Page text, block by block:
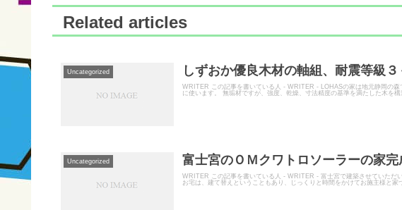
Related articles
Uncategorized しずおか優良木材の軸組、耐震等級
WRITER この記事を書いている人 - WRITER - LOHASの家は地元静岡の
に使います。 無垢材ですが、強度、乾燥、寸法精度の基準を満たした木を
Uncategorized 富士宮のＯＭクワトロソーラーの家
WRITER この記事を書いている人 - WRITER - 富士宮で建築させていただ
お宅は、建て替えということもあり、じっくりと時間をかけてお施主様と家